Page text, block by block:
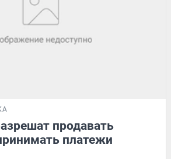
продавать
платежи